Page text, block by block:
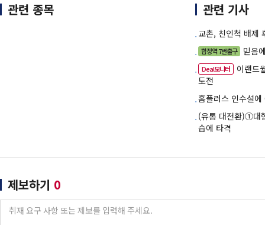
관련 종목 관련 기사
교촌, 친인척 배제
합정역 7번출구 믿음
Deal모니터
이랜드
도전
홈플러스 인수설
(유통 대전환)①대
습에 타격
제보하기 0